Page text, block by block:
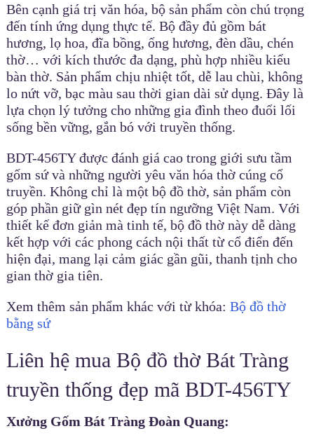
Bên cạnh giá trị văn hóa, bộ sản phẩm còn chú trọng
đến tính ứng dụng thực tế. Bộ đầy đủ gồm bát
hương, lọ hoa, đĩa bồng, ống hương, đèn dầu, chén
thờ… với kích thước đa dạng, phù hợp nhiều kiểu
bàn thờ. Sản phẩm chịu nhiệt tốt, dễ lau chùi, không
lo nứt vỡ, bạc màu sau thời gian dài sử dụng. Đây là
lựa chọn lý tưởng cho những gia đình theo đuổi lối
sống bền vững, gắn bó với truyền thống.
BDT-456TY được đánh giá cao trong giới sưu tầm
gốm sứ và những người yêu văn hóa thờ cúng cổ
truyền. Không chỉ là một bộ đồ thờ, sản phẩm còn
góp phần giữ gìn nét đẹp tín ngưỡng Việt Nam. Với
thiết kế đơn giản mà tinh tế, bộ đồ thờ này dễ dàng
kết hợp với các phong cách nội thất từ cổ điển đến
hiện đại, mang lại cảm giác gần gũi, thanh tịnh cho
gian thờ gia tiên.
Xem thêm sản phẩm khác với từ khóa: Bộ đồ thờ
bằng sứ
Liên hệ mua Bộ đồ thờ Bát Tràng
truyền thống đẹp mã BDT-456TY
Xưởng Gốm Bát Tràng Đoàn Quang: